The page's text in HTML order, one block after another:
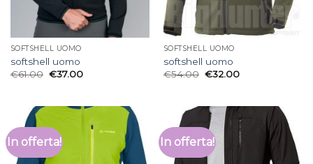
SOFTSHELL UOMO
softshell uomo
€61.00 €37.00
SOFTSHELL UOMO
softshell uomo
€54.00 €32.00
In offerta! In offerta!